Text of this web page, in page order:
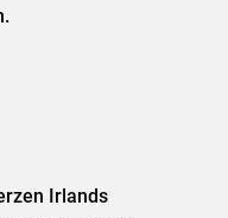
Irlands